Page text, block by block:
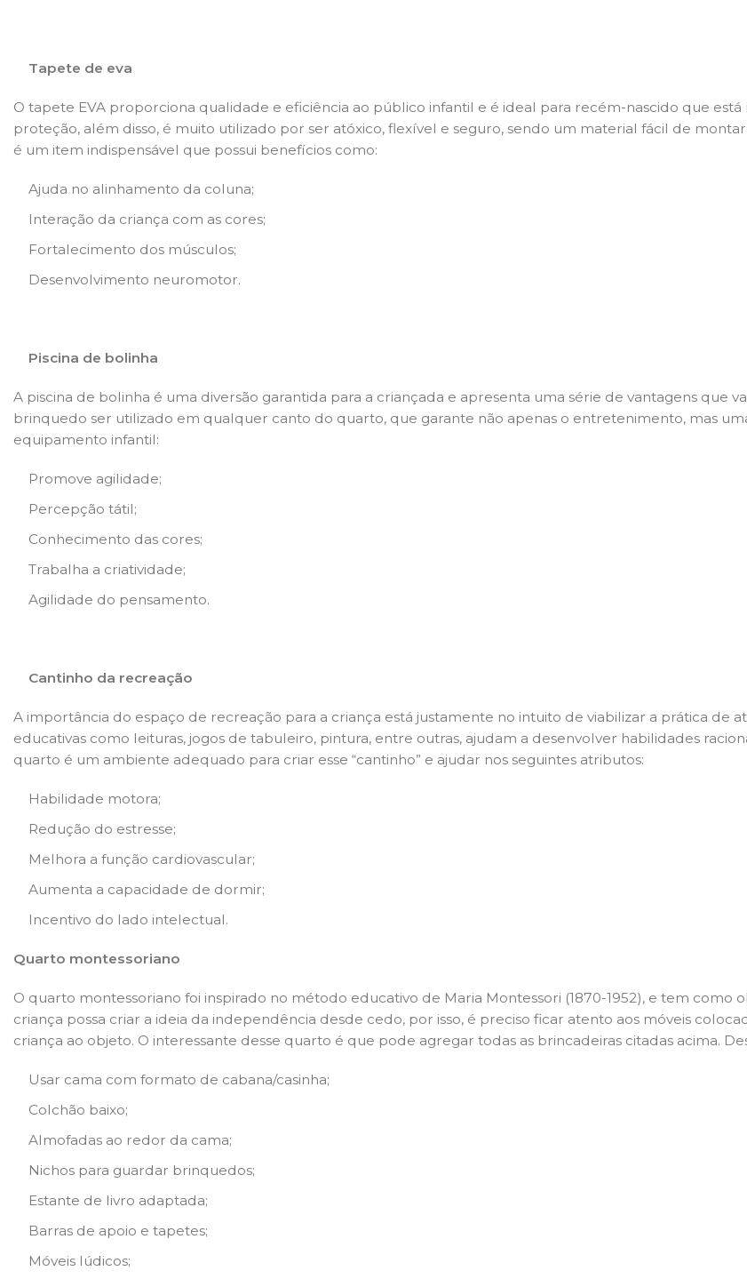
Tapete de eva
O tapete EVA proporciona qualidade e eficiência ao público infantil e é ideal para recém-nascido que
proteção, além disso, é muito utilizado por ser atóxico, flexível e seguro, sendo um material fácil de
é um item indispensável que possui benefícios como:
Ajuda no alinhamento da coluna;
Interação da criança com as cores;
Fortalecimento dos músculos;
Desenvolvimento neuromotor.
Piscina de bolinha
A piscina de bolinha é uma diversão garantida para a criançada e apresenta uma série de vantagens que
brinquedo ser utilizado em qualquer canto do quarto, que garante não apenas o entretenimento, mas
equipamento infantil:
Promove agilidade;
Percepção tátil;
Conhecimento das cores;
Trabalha a criatividade;
Agilidade do pensamento.
Cantinho da recreação
A importância do espaço de recreação para a criança está justamente no intuito de viabilizar a prática de
educativas como leituras, jogos de tabuleiro, pintura, entre outras, ajudam a desenvolver habilidades
quarto é um ambiente adequado para criar esse “cantinho” e ajudar nos seguintes atributos:
Habilidade motora;
Redução do estresse;
Melhora a função cardiovascular;
Aumenta a capacidade de dormir;
Incentivo do lado intelectual.
Quarto montessoriano
O quarto montessoriano foi inspirado no método educativo de Maria Montessori (1870-1952), e tem como
criança possa criar a ideia da independência desde cedo, por isso, é preciso ficar atento aos móveis
criança ao objeto. O interessante desse quarto é que pode agregar todas as brincadeiras citadas acima.
Usar cama com formato de cabana/casinha;
Colchão baixo;
Almofadas ao redor da cama;
Nichos para guardar brinquedos;
Estante de livro adaptada;
Barras de apoio e tapetes;
Móveis lúdicos;